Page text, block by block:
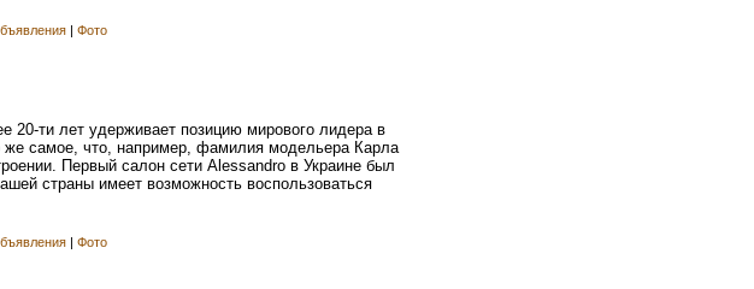
| Фото
20-ти лет удерживает позицию мирового лидера в
же самое, что, например, фамилия модельера Карла
Первый салон сети Alessandro в Украине был
страны имеет возможность воспользоваться
| Фото